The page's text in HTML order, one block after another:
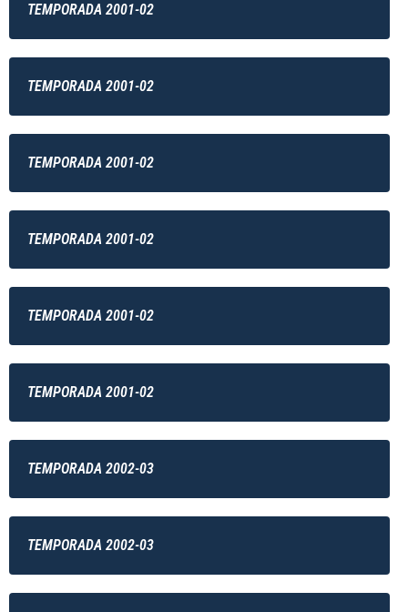
TEMPORADA 2001-02
TEMPORADA 2001-02
TEMPORADA 2001-02
TEMPORADA 2001-02
TEMPORADA 2001-02
TEMPORADA 2001-02
TEMPORADA 2002-03
TEMPORADA 2002-03